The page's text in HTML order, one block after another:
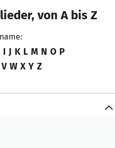
von A bis Z
I J K L M N O P
V W X Y Z